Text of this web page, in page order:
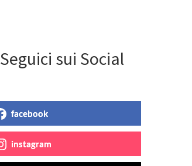
Seguici sui Social
facebook
instagram